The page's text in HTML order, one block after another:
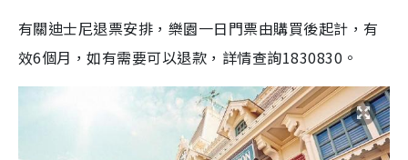
有關迪士尼退票安排，樂園一日門票由購買後起計，有
效6個月，如有需要可以退款，詳情查詢1830830。